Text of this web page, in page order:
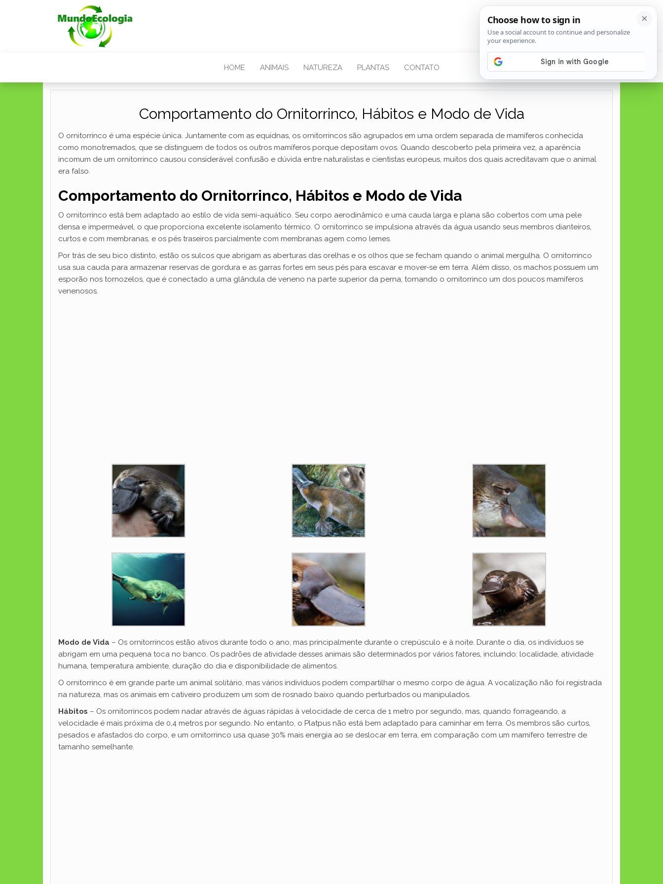
HOME ANIMAIS NATUREZA PLANTAS CONTATO
Comportamento do Ornitorrinco, Hábitos e Modo de Vida
O ornitorrinco é uma espécie única. Juntamente com as equidnas, os ornitorrincos são agrupados em uma ordem separada de mamíferos conhecida
como monotremados, que se distinguem de todos os outros mamíferos porque depositam ovos. Quando descoberto pela primeira vez, a aparência
incomum de um ornitorrinco causou considerável confusão e dúvida entre naturalistas e cientistas europeus, muitos dos quais acreditavam que o animal
era falso.
Comportamento do Ornitorrinco, Hábitos e Modo de Vida
O ornitorrinco está bem adaptado ao estilo de vida semi-aquático. Seu corpo aerodinâmico e uma cauda larga e plana são cobertos com uma pele
densa e impermeável, o que proporciona excelente isolamento térmico. O ornitorrinco se impulsiona através da água usando seus membros dianteiros,
curtos e com membranas, e os pés traseiros parcialmente com membranas agem como lemes.
Por trás de seu bico distinto, estão os sulcos que abrigam as aberturas das orelhas e os olhos que se fecham quando o animal mergulha. O ornitorrinco
usa sua cauda para armazenar reservas de gordura e as garras fortes em seus pés para escavar e mover-se em terra. Além disso, os machos possuem um
esporão nos tornozelos, que é conectado a uma glândula de veneno na parte superior da perna, tornando o ornitorrinco um dos poucos mamíferos
venenosos.
Modo de Vida – Os ornitorrincos estão ativos durante todo o ano, mas principalmente durante o crepúsculo e à noite. Durante o dia, os indivíduos se
abrigam em uma pequena toca no banco. Os padrões de atividade desses animais são determinados por vários fatores, incluindo: localidade, atividade
humana, temperatura ambiente, duração do dia e disponibilidade de alimentos.
O ornitorrinco é em grande parte um animal solitário, mas vários indivíduos podem compartilhar o mesmo corpo de água. A vocalização não foi registrada
na natureza, mas os animais em cativeiro produzem um som de rosnado baixo quando perturbados ou manipulados.
Hábitos – Os ornitorrincos podem nadar através de águas rápidas à velocidade de cerca de 1 metro por segundo, mas, quando forrageando, a
velocidade é mais próxima de 0,4 metros por segundo. No entanto, o Platpus não está bem adaptado para caminhar em terra. Os membros são curtos,
pesados ​​e afastados do corpo, e um ornitorrinco usa quase 30% mais energia ao se deslocar em terra, em comparação com um mamífero terrestre de
tamanho semelhante.